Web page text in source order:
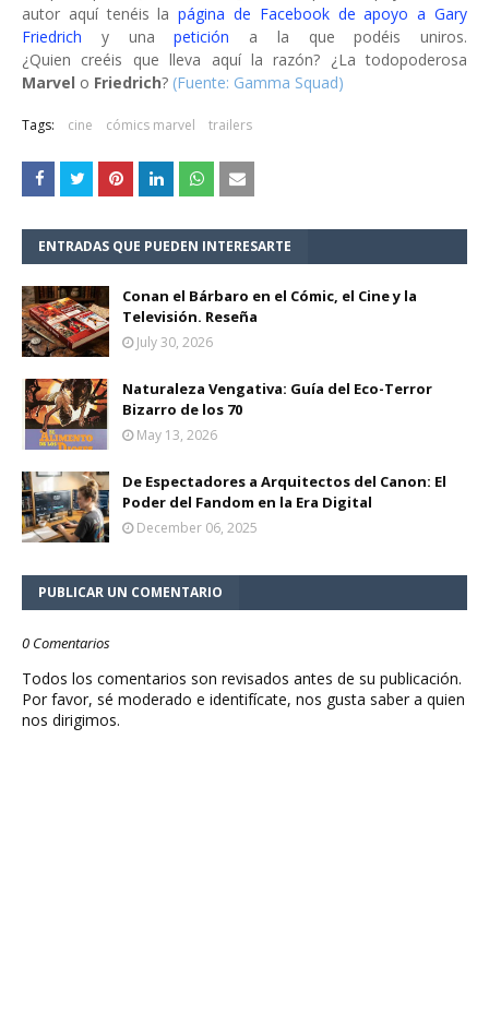
autor aquí tenéis lapágina de Facebook de apoyo a Gary
Friedrich y unapetición a la que podéis uniros.
¿Quien creéis que lleva aquí la razón? ¿La todopoderosa
Marvel o Friedrich? (Fuente: Gamma Squad)
Tags: cine cómics marvel trailers
ENTRADAS QUE PUEDEN INTERESARTE
Conan el Bárbaro en el Cómic, el Cine y la
Televisión. Reseña
July 30, 2026
Naturaleza Vengativa: Guía del Eco-Terror
Bizarro de los 70
May 13, 2026
De Espectadores a Arquitectos del Canon: El
Poder del Fandom en la Era Digital
December 06, 2025
PUBLICAR UN COMENTARIO
0 Comentarios
Todos los comentarios son revisados antes de su publicación.
Por favor, sé moderado e identifícate, nos gusta saber a quien
nos dirigimos.